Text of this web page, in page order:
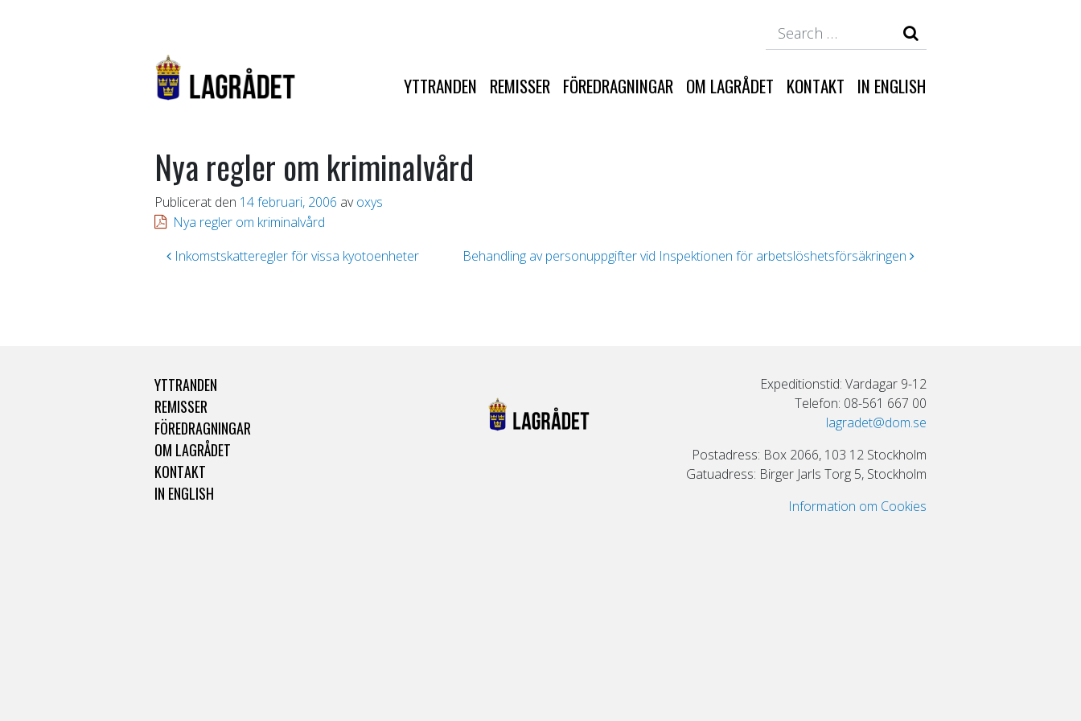
YTTRANDEN REMISSER FÖREDRAGNINGAR OM LAGRÅDET KONTAKT IN ENGLISH
Nya regler om kriminalvård
Publicerat den 14 februari, 2006 av oxys
Nya regler om kriminalvård
Inläggsnavigering
Inkomstskatteregler för vissa kyotoenheter Behandling av personuppgifter vid Inspektionen för arbetslöshetsförsäkringen
YTTRANDEN
REMISSER
FÖREDRAGNINGAR
OM LAGRÅDET
KONTAKT
IN ENGLISH
Expeditionstid: Vardagar 9-12
Telefon: 08-561 667 00
lagradet@dom.se
Postadress: Box 2066, 103 12 Stockholm
Gatuadress: Birger Jarls Torg 5, Stockholm
Information om Cookies